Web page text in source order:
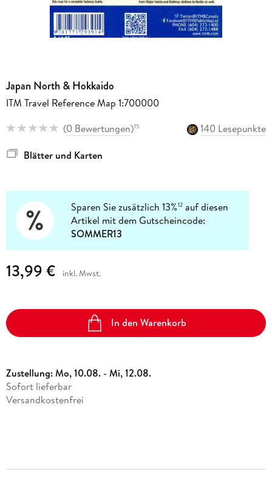
Japan North & Hokkaido
ITM Travel Reference Map 1:700000
(0 Bewertungen)15 140 Lesepunkte
Blätter und Karten
Sparen Sie zusätzlich 13%12 auf diesen
Artikel mit dem Gutscheincode:
SOMMER13
13,99 € inkl. Mwst.
In den Warenkorb
Zustellung:Mo, 10.08. - Mi, 12.08.
Sofort lieferbar
Versandkostenfrei